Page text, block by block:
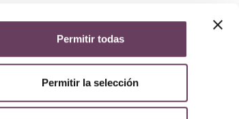
Permitir todas
Permitir la selección
y reembolsos